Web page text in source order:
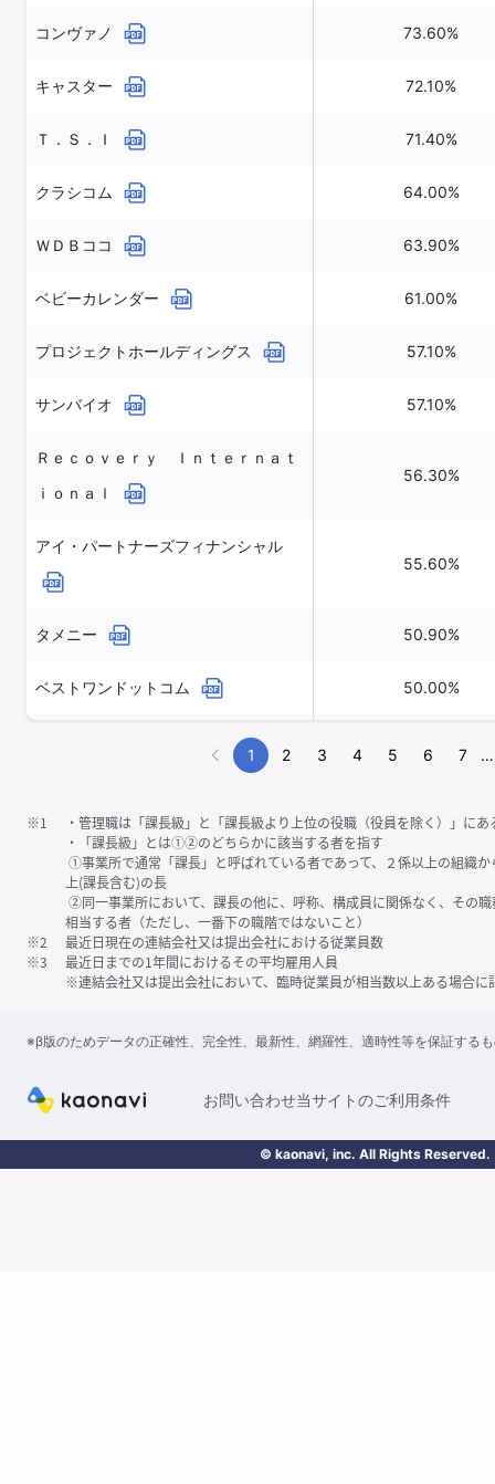
コンヴァノ 73.60%
キャスター 72.10%
Ｔ．Ｓ．Ｉ 71.40%
クラシコム 64.00%
ＷＤＢココ 63.90%
ベビーカレンダー 61.00%
プロジェクトホールディングス 57.10%
サンバイオ 57.10%
Ｒｅｃｏｖｅｒｙ Ｉｎｔｅｒｎａｔ
ｉｏｎａｌ
56.30%
アイ・パートナーズフィナンシャル
55.60%
タメニー 50.90%
ベストワンドットコム 50.00%
1 2 3 4 5 6 7 …
※1
・管理職は「課⻑級」と「課⻑級より上位の役職（役員を除く）」に
・「課⻑級」とは①②のどちらかに該当する者を指す
①事業所で通常「課⻑」と呼ばれている者であって、２係以上の組織
上(課⻑含む)の⻑
②同一事業所において、課⻑の他に、呼称、構成員に関係なく、その
相当する者（ただし、一番下の職階ではないこと）
※2
最近日現在の連結会社又は提出会社における従業員数
※3
最近日までの1年間におけるその平均雇用人員
※連結会社又は提出会社において、臨時従業員が相当数以上ある場合に
※β版のためデータの正確性、完全性、最新性、網羅性、適時性等を保証する
お問い合わせ当サイトのご利用条件
© kaonavi, inc. All Rights Reserved.